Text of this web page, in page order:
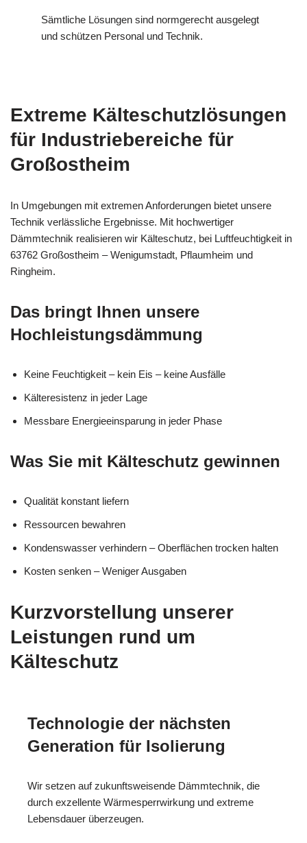
Sämtliche Lösungen sind normgerecht ausgelegt
und schützen Personal und Technik.
Extreme Kälteschutzlösungen
für Industriebereiche für
Großostheim
In Umgebungen mit extremen Anforderungen bietet unsere
Technik verlässliche Ergebnisse. Mit hochwertiger
Dämmtechnik realisieren wir Kälteschutz, bei Luftfeuchtigkeit in
63762 Großostheim – Wenigumstadt, Pflaumheim und
Ringheim.
Das bringt Ihnen unsere
Hochleistungsdämmung
Keine Feuchtigkeit – kein Eis – keine Ausfälle
Kälteresistenz in jeder Lage
Messbare Energieeinsparung in jeder Phase
Was Sie mit Kälteschutz gewinnen
Qualität konstant liefern
Ressourcen bewahren
Kondenswasser verhindern – Oberflächen trocken halten
Kosten senken – Weniger Ausgaben
Kurzvorstellung unserer
Leistungen rund um
Kälteschutz
Technologie der nächsten
Generation für Isolierung
Wir setzen auf zukunftsweisende Dämmtechnik, die
durch exzellente Wärmesperrwirkung und extreme
Lebensdauer überzeugen.